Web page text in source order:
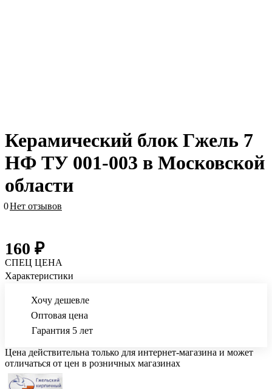
Керамический блок Гжель 7
НФ ТУ 001-003 в Московской
области
0Нет отзывов
160 ₽
СПЕЦ ЦЕНА
Характеристики
Хочу дешевле
Оптовая цена
Гарантия 5 лет
Цена действительна только для интернет-магазина и может
отличаться от цен в розничных магазинах